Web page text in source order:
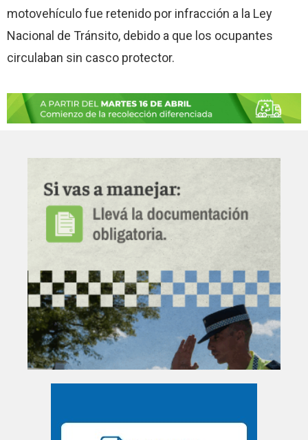
motovehículo fue retenido por infracción a la Ley
Nacional de Tránsito, debido a que los ocupantes
circulaban sin casco protector.